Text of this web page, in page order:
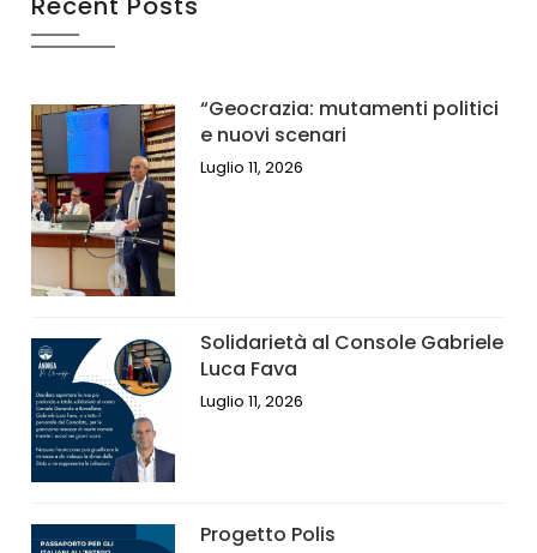
“Geocrazia: mutamenti politici
e nuovi scenari
Luglio 11, 2026
Solidarietà al Console Gabriele
Luca Fava
Luglio 11, 2026
Progetto Polis